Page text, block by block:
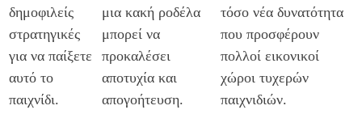
δημοφιλείς
στρατηγικές
για να παίξετε
αυτό το
παιχνίδι.
μια κακή ροδέλα
μπορεί να
προκαλέσει
αποτυχία και
απογοήτευση.
τόσο νέα δυνατότητα
που προσφέρουν
πολλοί εικονικοί
χώροι τυχερών
παιχνιδιών.